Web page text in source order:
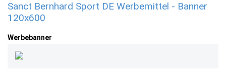
Sanct Bernhard Sport DE Werbemittel - Banner
120x600
Werbebanner